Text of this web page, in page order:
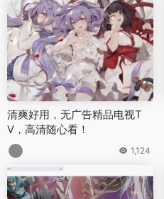
清爽好用，无广告精品电视T
V，高清随心看！
1,124